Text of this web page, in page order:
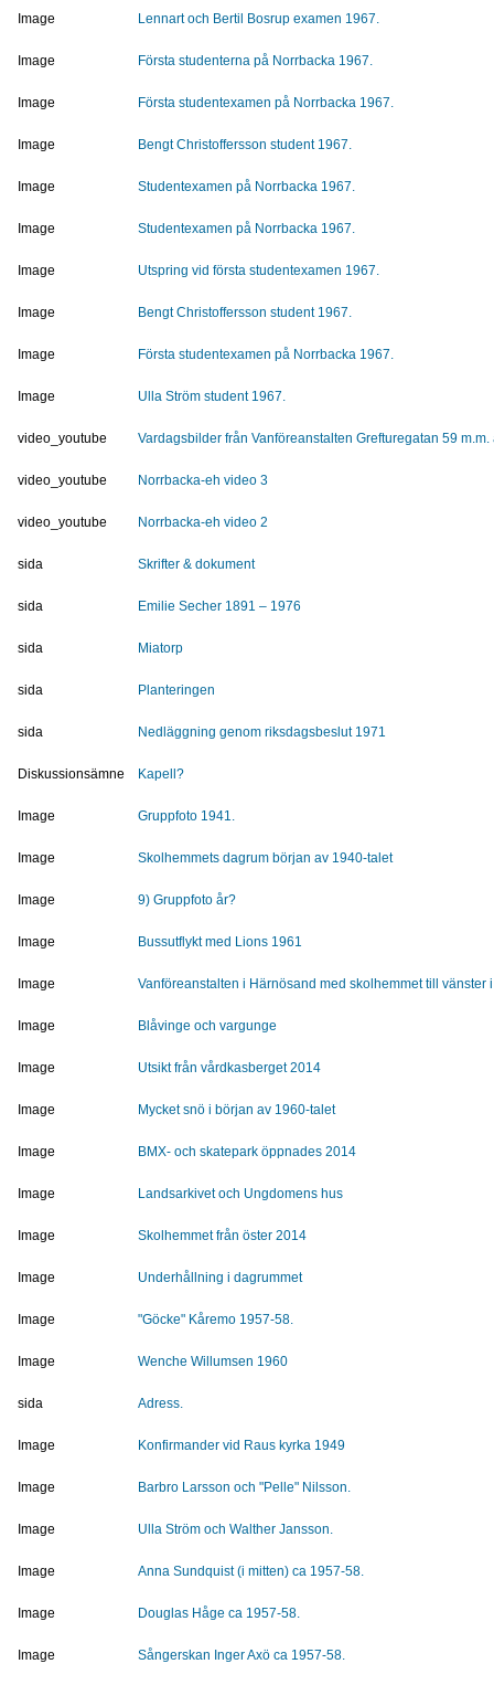
Image Lennart och Bertil Bosrup examen 1967.
Image Första studenterna på Norrbacka 1967.
Image Första studentexamen på Norrbacka 1967.
Image Bengt Christoffersson student 1967.
Image Studentexamen på Norrbacka 1967.
Image Studentexamen på Norrbacka 1967.
Image Utspring vid första studentexamen 1967.
Image Bengt Christoffersson student 1967.
Image Första studentexamen på Norrbacka 1967.
Image Ulla Ström student 1967.
video_youtube Vardagsbilder från Vanföreanstalten Grefturegatan 59
video_youtube Norrbacka-eh video 3
video_youtube Norrbacka-eh video 2
sida Skrifter & dokument
sida Emilie Secher 1891 – 1976
sida Miatorp
sida Planteringen
sida Nedläggning genom riksdagsbeslut 1971
Diskussionsämne Kapell?
Image Gruppfoto 1941.
Image Skolhemmets dagrum början av 1940-talet
Image 9) Gruppfoto år?
Image Bussutflykt med Lions 1961
Image Vanföreanstalten i Härnösand med skolhemmet till vänster
Image Blåvinge och vargunge
Image Utsikt från vårdkasberget 2014
Image Mycket snö i början av 1960-talet
Image BMX- och skatepark öppnades 2014
Image Landsarkivet och Ungdomens hus
Image Skolhemmet från öster 2014
Image Underhållning i dagrummet
Image "Göcke" Kåremo 1957-58.
Image Wenche Willumsen 1960
sida Adress.
Image Konfirmander vid Raus kyrka 1949
Image Barbro Larsson och "Pelle" Nilsson.
Image Ulla Ström och Walther Jansson.
Image Anna Sundquist (i mitten) ca 1957-58.
Image Douglas Håge ca 1957-58.
Image Sångerskan Inger Axö ca 1957-58.